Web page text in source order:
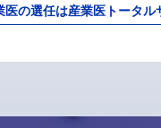
医の選任は産業医トータル